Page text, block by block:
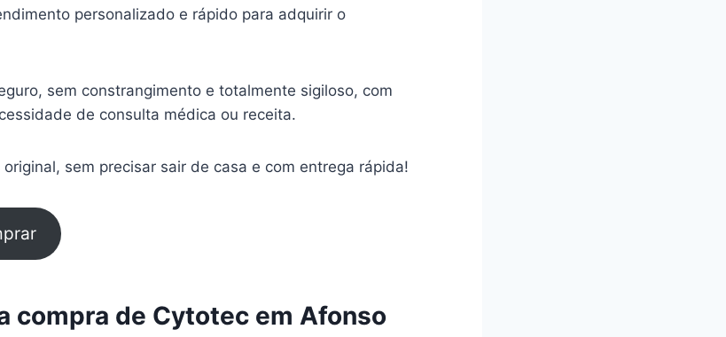
personalizado e rápido para adquirir o
sem constrangimento e totalmente sigiloso, com
de consulta médica ou receita.
sem precisar sair de casa e com entrega rápida!
compra de Cytotec em Afonso